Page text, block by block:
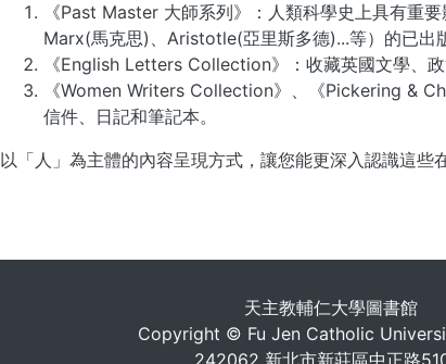
《Past Master 大師系列》：人類科學史上具有重
Marx(馬克思)、Aristotle(亞里斯多德)...等）的已出
《English Letters Collection》：收藏英國文學、
《Women Writers Collection》、《Pickering &
信件、日記和筆記本。
以「人」為主體的內容呈現方式，讓您能更深入認識這些
天主教輔仁大學圖書館
Copyright © Fu Jen Catholic
242062 新北市新莊區中正路